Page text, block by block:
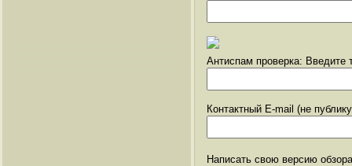
Антиспам проверка: Введите
Контактный E-mail (не
Написать свою версию